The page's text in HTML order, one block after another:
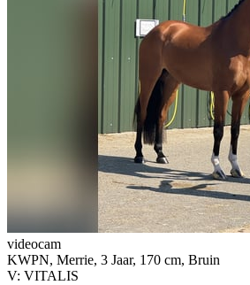
videocam
KWPN, Merrie, 3 Jaar, 170 cm, Bruin
V: VITALIS